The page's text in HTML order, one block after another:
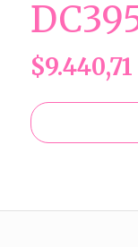
$9.440,71